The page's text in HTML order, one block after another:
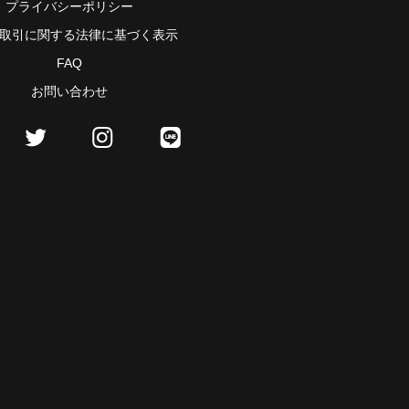
プライバシーポリシー
引に関する法律に基づく表示
FAQ
お問い合わせ